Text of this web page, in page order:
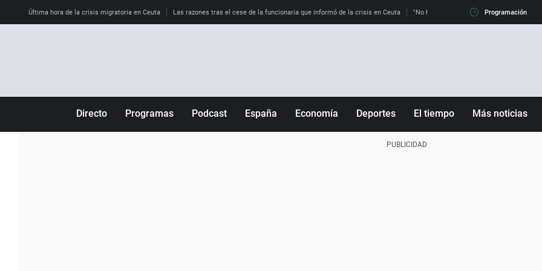
Última hora de la crisis migratoria en Ceuta Las razones tras el cese de la funcionaria que informó de la crisis en Ceuta "No hay mafias, que no nos engañen":
Programación
Directo Programas Podcast España Economía Deportes El tiempo Más noticias